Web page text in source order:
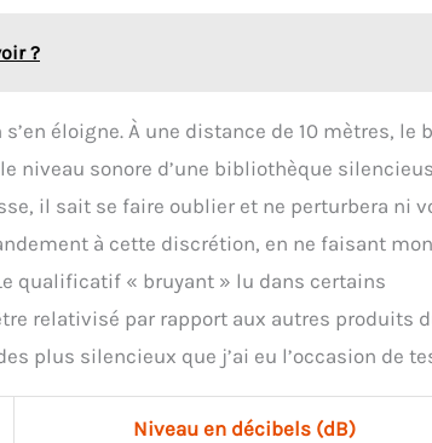
?
éloigne. À une distance de 10 mètres, le
niveau sonore d’une bibliothèque
il sait se faire oublier et ne perturbera ni
à cette discrétion, en ne faisant
qualificatif « bruyant » lu dans certains
relativisé par rapport aux autres produits
plus silencieux que j’ai eu l’occasion de
Niveau en décibels (dB)